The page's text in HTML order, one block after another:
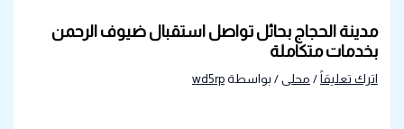
مدينة الحجاج بحائل تواصل استقبال ضيوف الرحمن
بخدمات متكاملة
اترك تعليقاً / محلى / بواسطة wd5rp